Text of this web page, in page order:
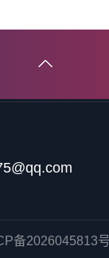
备2026045813号